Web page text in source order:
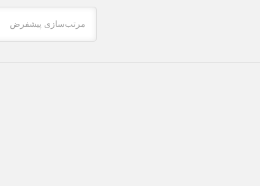
مرتب‌سازی پیشفرض